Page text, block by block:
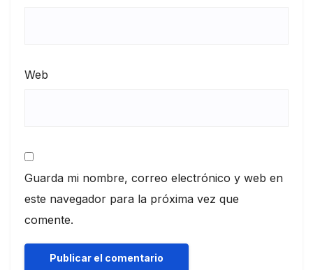
Web
Guarda mi nombre, correo electrónico y web en
este navegador para la próxima vez que
comente.